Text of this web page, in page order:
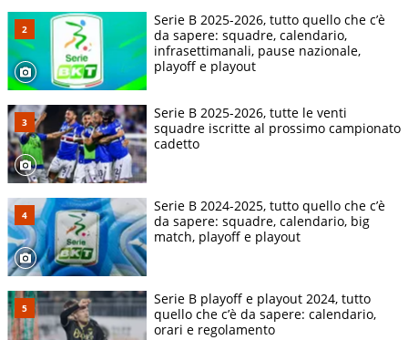
Serie B 2025-2026, tutto quello che c’è
da sapere: squadre, calendario,
infrasettimanali, pause nazionale,
playoff e playout
Serie B 2025-2026, tutte le venti
squadre iscritte al prossimo campionato
cadetto
Serie B 2024-2025, tutto quello che c’è
da sapere: squadre, calendario, big
match, playoff e playout
Serie B playoff e playout 2024, tutto
quello che c’è da sapere: calendario,
orari e regolamento